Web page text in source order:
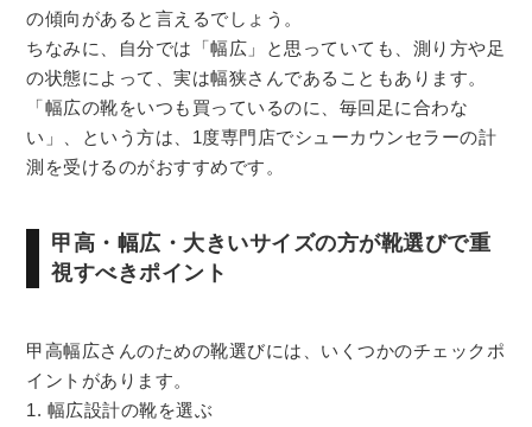
の傾向があると言えるでしょう。
ちなみに、自分では「幅広」と思っていても、測り方や足
の状態によって、実は幅狭さんであることもあります。
「幅広の靴をいつも買っているのに、毎回足に合わな
い」、という方は、1度専門店でシューカウンセラーの計
測を受けるのがおすすめです。
甲高・幅広・大きいサイズの方が靴選びで重
視すべきポイント
甲高幅広さんのための靴選びには、いくつかのチェックポ
イントがあります。
1. 幅広設計の靴を選ぶ